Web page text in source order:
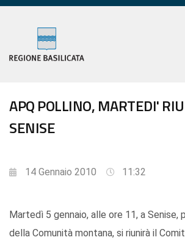
APQ POLLINO, MARTEDI'
SENISE
14 Gennaio 2010 11:32
Martedì 5 gennaio, alle ore 11, a Senise,
della Comunità montana, si riunirà il